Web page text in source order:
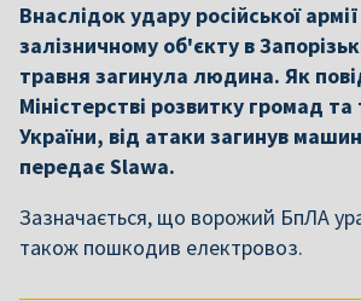
Внаслідок удару російської
залізничному об'єкту в
травня загинула людина. Як
Міністерстві розвитку громад та
України, від атаки загинув
передає Slawa.
Зазначається, що ворожий БпЛА
також пошкодив електровоз.